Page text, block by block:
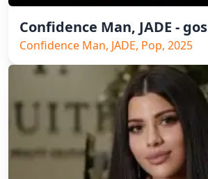
Confidence Man, JADE -
Confidence Man, JADE, Pop, 2025